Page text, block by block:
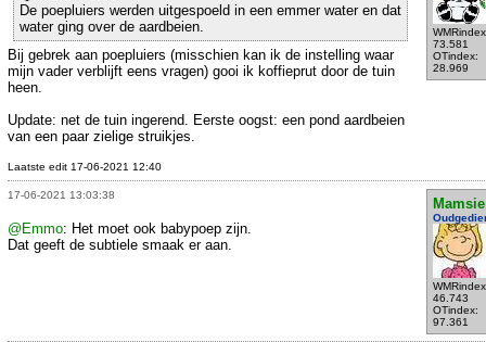
73.581
OTindex:
28.969
De poepluiers werden uitgespoeld in een emmer water en dat
water ging over de aardbeien.
Bij gebrek aan poepluiers (misschien kan ik de instelling waar
mijn vader verblijft eens vragen) gooi ik koffieprut door de tuin
heen.
Update: net de tuin ingerend. Eerste oogst: een pond aardbeien
van een paar zielige struikjes.
Laatste edit 17-06-2021 12:40
17-06-2021 13:03:38
Mamsie
46.743
OTindex:
97.361
@Emmo: Het moet ook babypoep zijn.
Dat geeft de subtiele smaak er aan.